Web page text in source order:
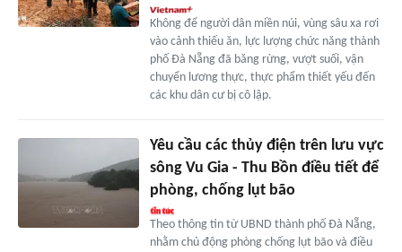
Không để người dân miền núi, vùng sâu xa rơi
vào cảnh thiếu ăn, lực lượng chức năng thành
phố Đà Nẵng đã băng rừng, vượt suối, vận
chuyển lương thực, thực phẩm thiết yếu đến
các khu dân cư bị cô lập.
Yêu cầu các thủy điện trên lưu vực
sông Vu Gia - Thu Bồn điều tiết để
phòng, chống lụt bão
Theo thông tin từ UBND thành phố Đà Nẵng,
nhằm chủ động phòng chống lụt bão và điều